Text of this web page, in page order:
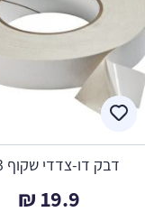
דבק דו-צדדי שקוף 3 מ'
19.9
₪